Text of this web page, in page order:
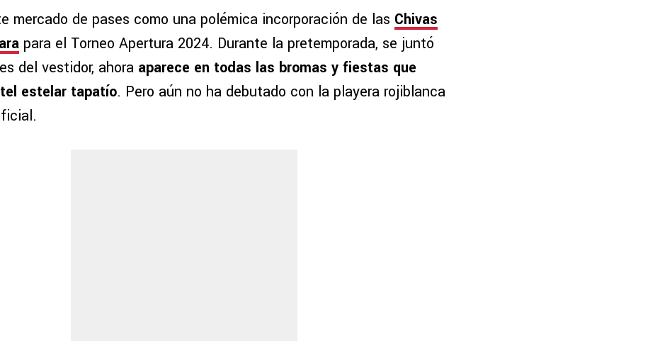
mercado de pases como una polémica incorporación de las Chivas
para el Torneo Apertura 2024. Durante la pretemporada, se juntó
del vestidor, ahora aparece en todas las bromas y fiestas que
estelar tapatío. Pero aún no ha debutado con la playera rojiblanca